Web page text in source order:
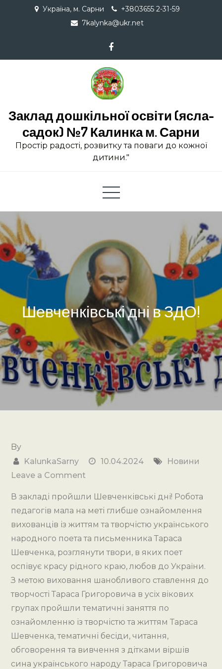
Україна, м. Сарни
+3803655 2-31-59
7kalynka@ukr.net
Заклад дошкільної освіти (ясла-
садок) №7 Калинка м. Сарни
Простір радості, розвитку та поваги до кожної
дитини."
Шевченківські дні в ЗДО!
By
KalunkaSarny
10.04.2024
Новини
Leave a Comment
дні
в
ЗДО!
В закладі пройшли Шевченківські дні! Робота
педагогів мала на меті глибше ознайомлення
вихованців із життям та творчістю українського
народного поета та письменника Тараса
Шевченка, розглянути твори, в яких поет
оспівує красу рідного краю, любов до України.
З метою виховання шанобливого ставлення до
творчості Тараса Григоровича в усіх вікових
групах пройшли тематичні заняття по
ознайомленню із творчістю та життям Тараса
Шевченка, тематичні бесіди, читання,
обговорення та вивчення з дітками віршів
сина українського народу Тараса Григоровича